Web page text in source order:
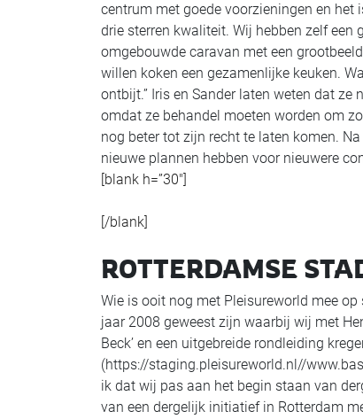
centrum met goede voorzieningen en
drie sterren kwaliteit. Wij hebben zelf een
omgebouwde caravan met een
willen koken een gezamenlijke keuken.
ontbijt.” Iris en Sander laten weten dat ze
omdat ze behandel moeten worden om
nog beter tot zijn recht te laten komen.
nieuwe plannen hebben voor nieuwere
[blank h=”30″]
[/blank]
ROTTERDAMSE
Wie is ooit nog met Pleisureworld mee op
jaar 2008 geweest zijn waarbij wij met
Beck’ en een uitgebreide rondleiding
(https://staging.pleisureworld.nl//
ik dat wij pas aan het begin staan van
van een dergelijk initiatief in Rotterdam